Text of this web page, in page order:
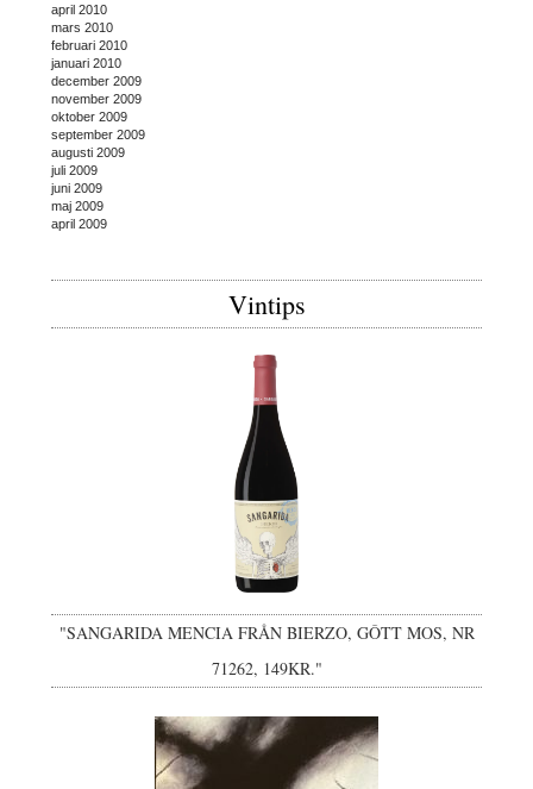
april 2010
mars 2010
februari 2010
januari 2010
december 2009
november 2009
oktober 2009
september 2009
augusti 2009
juli 2009
juni 2009
maj 2009
april 2009
Vintips
"SANGARIDA MENCIA FRÅN BIERZO, GÔTT MOS, NR
71262, 149KR."